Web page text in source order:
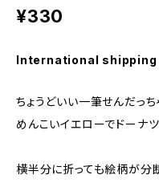
¥330
International shipping
ちょうどいい一筆せんだっち
めんこいイエローでドーナ
横半分に折っても絵柄が分